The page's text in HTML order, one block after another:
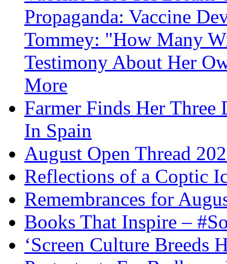
Propaganda: Vaccine
Tommey: "How Many
Testimony About Her
More
Farmer Finds Her
In Spain
August Open Thread
Reflections of a Coptic
Remembrances for
Books That Inspire –
‘Screen Culture Breeds